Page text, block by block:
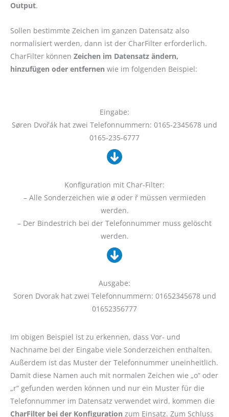
Output.
Sollen bestimmte Zeichen im ganzen Datensatz also
normalisiert werden, dann ist der CharFilter erforderlich.
CharFilter können Zeichen im Datensatz ändern,
hinzufügen oder entfernen wie im folgenden Beispiel:
Eingabe:
Søren Dvořák hat zwei Telefonnummern: 0165-2345678 und
0165-235-6777
Konfiguration mit Char-Filter:
– Alle Sonderzeichen wie ø oder ř müssen vermieden
werden.
– Der Bindestrich bei der Telefonnummer muss gelöscht
werden.
Ausgabe:
Soren Dvorak hat zwei Telefonnummern: 01652345678 und
01652356777
Im obigen Beispiel ist zu erkennen, dass Vor- und
Nachname bei der Eingabe viele Sonderzeichen enthalten.
Außerdem ist das Muster der Telefonnummer uneinheitlich.
Damit diese Namen auch mit normalen Zeichen wie „o“ oder
„r“ gefunden werden können und nur ein Muster für die
Telefonnummer im Datensatz verwendet wird, kommen die
CharFilter bei der Konfiguration zum Einsatz. Zum Schluss